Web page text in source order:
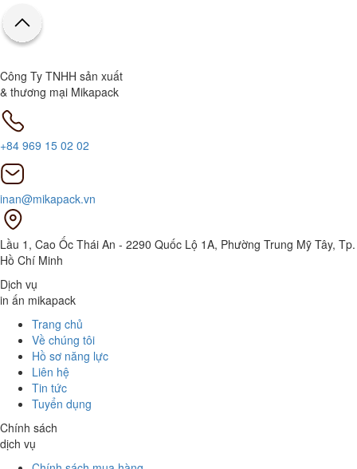
Công Ty TNHH sản xuất
& thương mại Mikapack
+84 969 15 02 02
inan@mikapack.vn
Lầu 1, Cao Ốc Thái An - 2290 Quốc Lộ 1A, Phường Trung Mỹ Tây, Tp.
Hồ Chí Minh
Dịch vụ
in ấn mikapack
Trang chủ
Về chúng tôi
Hồ sơ năng lực
Liên hệ
Tin tức
Tuyển dụng
Chính sách
dịch vụ